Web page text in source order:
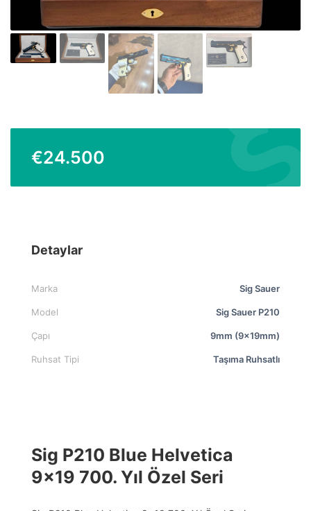
€24.500
Detaylar
Marka Sig Sauer
Model Sig Sauer P210
Çapı 9mm (9x19mm)
Ruhsat Tipi Taşıma Ruhsatlı
Sig P210 Blue Helvetica
9×19 700. Yıl Özel Seri